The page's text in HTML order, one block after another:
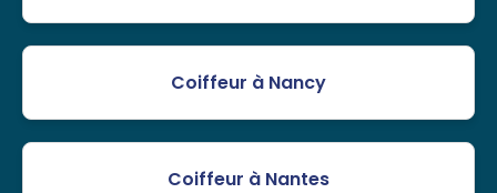
Coiffeur à Nancy
Coiffeur à Nantes